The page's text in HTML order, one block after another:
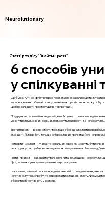
Neurolutionary
Статті розділу "Знайти щастя"
6 способів
у спілкуванні
Щоб уникнути конфліктів через повідомлення, важливо
висловлюваннях. Уникайте неоднозначних фраз і слів, які можуть
щоб не залишати простору для інтерпретацій.
По-друге, не поспішайте з відповідями. Якщо ви отримали
уникнути імпульсивних реакцій, які можуть призвести до непорозумінь.
Третій прийом — використовуйте емодзі або інші елементи
зменшити ймовірність того, що співрозмовник прочитає його
Четвертий момент — уникайте загальних фраз, які можуть бути
свою думку так, щоб вона не звучала як звинувачення. Наприклад,
П’ятий прийом — задавайте уточнюючі питання. Якщо ви не
Це допоможе уникнути плутанини та розчарувань.
І наостанок, намагайтеся зосередитися на змісті повідомлення, а не
негативному тоні, спробуйте відокремити емоції від змісту.
зберегти об'єктивність у розмові.